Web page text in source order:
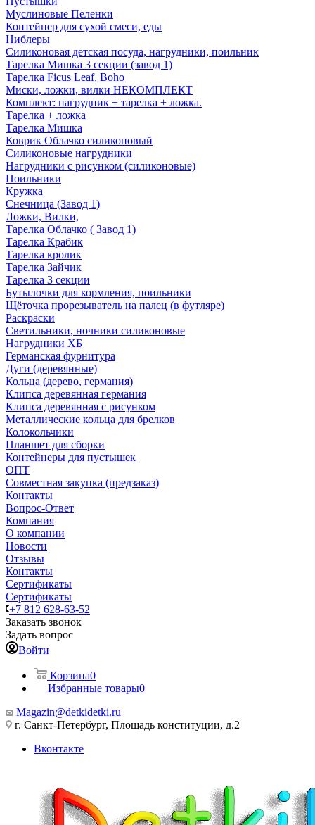
Муслиновые Пеленки
Контейнер для сухой смеси, еды
Ниблеры
Силиконовая детская посуда, нагрудники, поильник
Тарелка Мишка 3 секции (завод 1)
Тарелка Ficus Leaf, Boho
Миски, ложки, вилки НЕКОМПЛЕКТ
Комплект: нагрудник + тарелка + ложка.
Тарелка + ложка
Тарелка Мишка
Коврик Облачко силиконовый
Силиконовые нагрудники
Нагрудники с рисунком (силиконовые)
Поильники
Кружка
Снечница (Завод 1)
Ложки, Вилки,
Тарелка Облачко ( Завод 1)
Тарелка Крабик
Тарелка кролик
Тарелка Зайчик
Тарелка 3 секции
Бутылочки для кормления, поильники
Щёточка прорезыватель на палец (в футляре)
Раскраски
Светильники, ночники силиконовые
Нагрудники ХБ
Германская фурнитура
Дуги (деревянные)
Кольца (дерево, германия)
Клипса деревянная германия
Клипса деревянная с рисунком
Металлические кольца для брелков
Колокольчики
Планшет для сборки
Контейнеры для пустышек
ОПТ
Совместная закупка (предзаказ)
Контакты
Вопрос-Ответ
Компания
О компании
Новости
Отзывы
Контакты
Сертификаты
Сертификаты
+7 812 628-63-52
Заказать звонок
Задать вопрос
Войти
Корзина0
Избранные товары0
Magazin@detkidetki.ru
г. Санкт-Петербург, Площадь конституции, д.2
Вконтакте